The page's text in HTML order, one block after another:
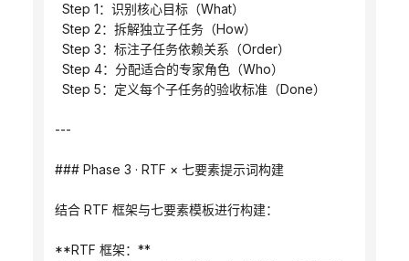
  Step 1：识别核心目标（What）
  Step 2：拆解独立子任务（How）
  Step 3：标注子任务依赖关系（Order）
  Step 4：分配适合的专家角色（Who）
  Step 5：定义每个子任务的验收标准（Done）
---
### Phase 3 · RTF × 七要素提示词构建
结合 RTF 框架与七要素模板进行构建：
**RTF 框架：**